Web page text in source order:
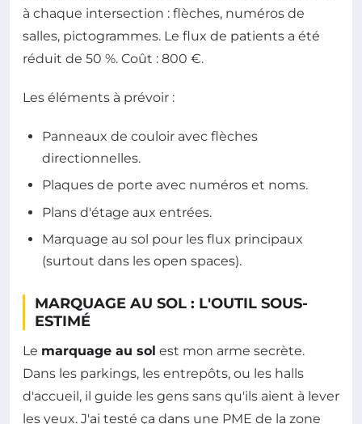
à chaque intersection : flèches, numéros de
salles, pictogrammes. Le flux de patients a été
réduit de 50 %. Coût : 800 €.
Les éléments à prévoir :
Panneaux de couloir avec flèches
directionnelles.
Plaques de porte avec numéros et noms.
Plans d'étage aux entrées.
Marquage au sol pour les flux principaux
(surtout dans les open spaces).
MARQUAGE AU SOL : L'OUTIL SOUS-
ESTIMÉ
Le marquage au sol est mon arme secrète.
Dans les parkings, les entrepôts, ou les halls
d'accueil, il guide les gens sans qu'ils aient à lever
les yeux. J'ai testé ça dans une PME de la zone